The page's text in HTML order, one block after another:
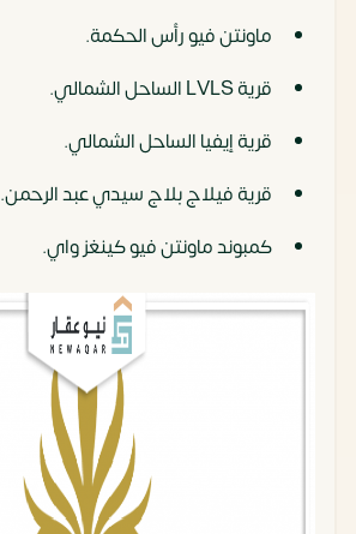
ماونتن فيو رأس الحكمة.
قرية LVLS الساحل الشمالي.
قرية إيفيا الساحل الشمالي.
قرية فيلاج بلاج سيدي عبد الرحمن.
كمبوند ماونتن فيو كينغز واي.